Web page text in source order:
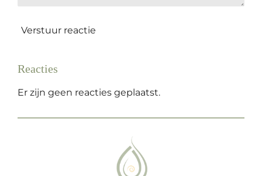
Verstuur reactie
Reacties
Er zijn geen reacties geplaatst.